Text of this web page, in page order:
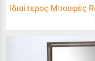
Ιδιαίτερος Μπουφές